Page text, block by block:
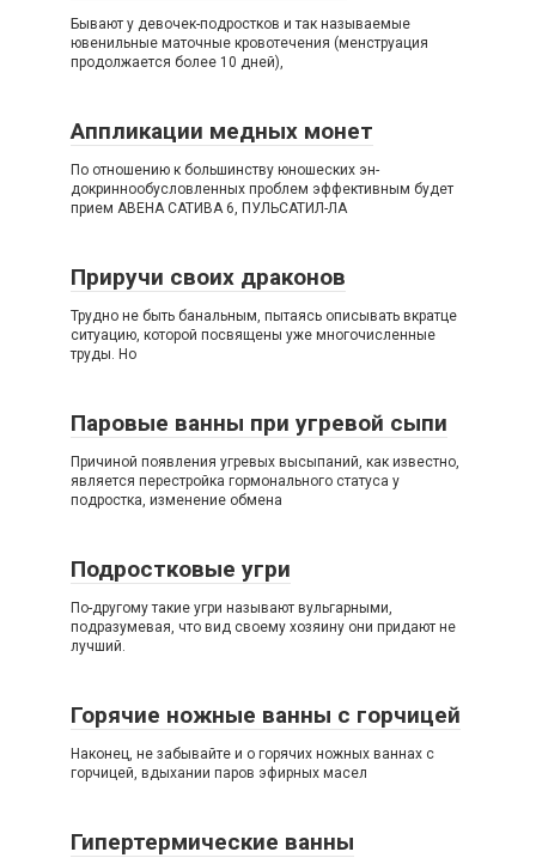
Бывают у девочек-подростков и так называемые
ювенильные маточные кровотечения (менструация
продолжается более 10 дней),
Аппликации медных монет
По отношению к большинству юношеских эн-
докриннообусловленных проблем эффективным будет
прием АВЕНА САТИВА 6, ПУЛЬСАТИЛ-ЛА
Приручи своих драконов
Трудно не быть банальным, пытаясь описывать вкратце
ситуацию, которой посвящены уже многочисленные
труды. Но
Паровые ванны при угревой сыпи
Причиной появления угревых высыпаний, как известно,
является перестройка гормонального статуса у
подростка, изменение обмена
Подростковые угри
По-другому такие угри называют вульгарными,
подразумевая, что вид своему хозяину они придают не
лучший.
Горячие ножные ванны с горчицей
Наконец, не забывайте и о горячих ножных ваннах с
горчицей, вдыхании паров эфирных масел
Гипертермические ванны